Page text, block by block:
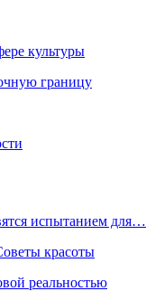
культуры
границу
испытанием для…
красоты
реальностью